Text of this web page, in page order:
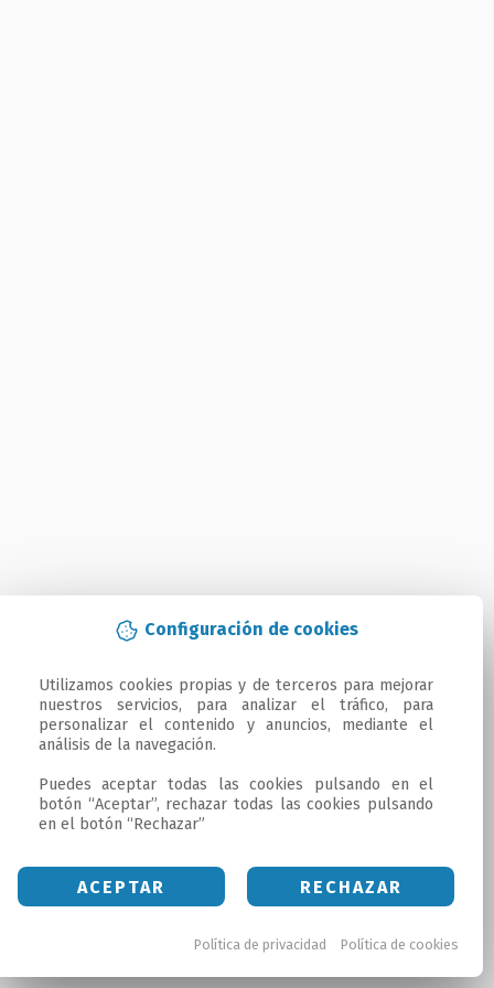
Configuración de cookies
Utilizamos cookies propias y de terceros para mejorar
nuestros servicios, para analizar el tráfico, para
personalizar el contenido y anuncios, mediante el
análisis de la navegación.
Puedes aceptar todas las cookies pulsando en el
botón “Aceptar”, rechazar todas las cookies pulsando
en el botón “Rechazar”
ACEPTAR RECHAZAR
Política de privacidad Política de cookies